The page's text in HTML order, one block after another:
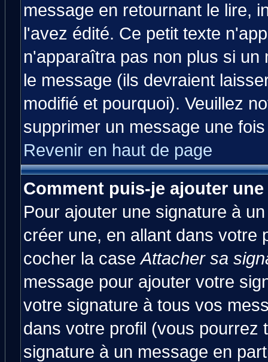
message en retournant le lire,
l'avez édité. Ce petit texte
n'apparaîtra pas non plus si
le message (ils devraient
modifié et pourquoi). Veuillez
supprimer un message une
Revenir en haut de page
Comment puis-je ajouter
Pour ajouter une signature à
créer une, en allant dans votre
cocher la caseAttacher sa
message pour ajouter votre
votre signature à tous vos
dans votre profil (vous pourrez
signature à un message en